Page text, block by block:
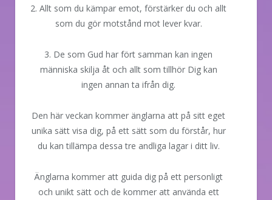
2. Allt som du kämpar emot, förstärker du och allt
som du gör motstånd mot lever kvar.
3. De som Gud har fört samman kan ingen
människa skilja åt och allt som tillhör Dig kan
ingen annan ta ifrån dig.
Den här veckan kommer änglarna att på sitt eget
unika sätt visa dig, på ett sätt som du förstår, hur
du kan tillämpa dessa tre andliga lagar i ditt liv.
Änglarna kommer att guida dig på ett personligt
och unikt sätt och de kommer att använda ett